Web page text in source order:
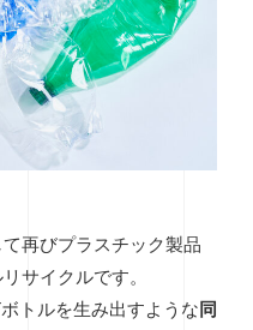
再びプラスチック製品
サイクルです。
トルを生み出すような 同